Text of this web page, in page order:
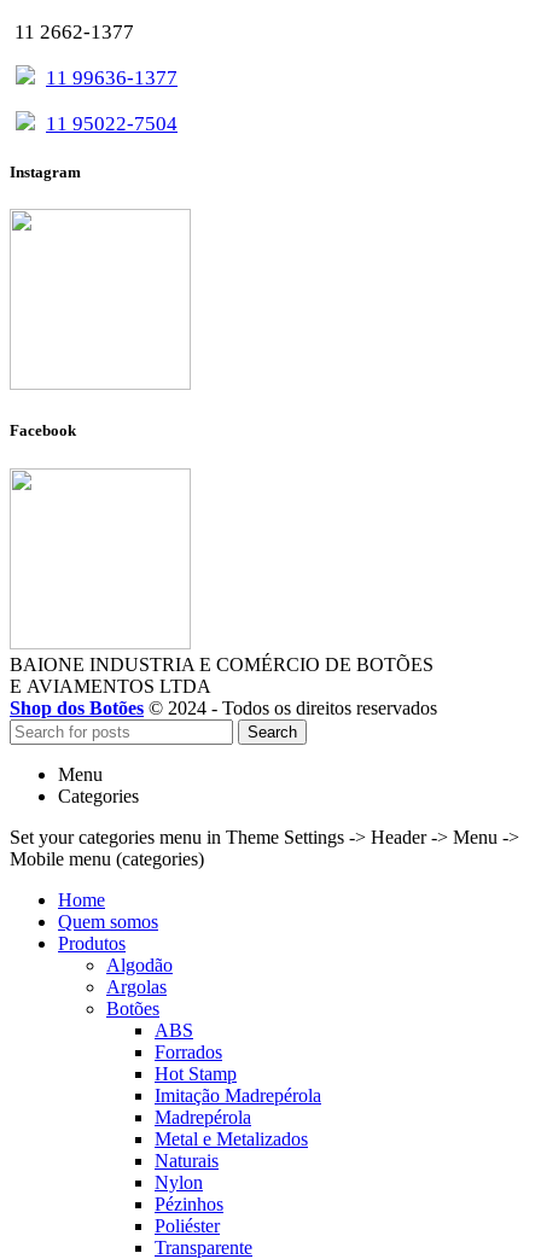
11 2662-1377
11 99636-1377
11 95022-7504
Instagram
Facebook
BAIONE INDUSTRIA E COMÉRCIO DE BOTÕES
E AVIAMENTOS LTDA
Shop dos Botões © 2024 - Todos os direitos reservados
Search
Menu
Categories
Set your categories menu in Theme Settings -> Header -> Menu ->
Mobile menu (categories)
Home
Quem somos
Produtos
Algodão
Argolas
Botões
ABS
Forrados
Hot Stamp
Imitação Madrepérola
Madrepérola
Metal e Metalizados
Naturais
Nylon
Pézinhos
Poliéster
Transparente